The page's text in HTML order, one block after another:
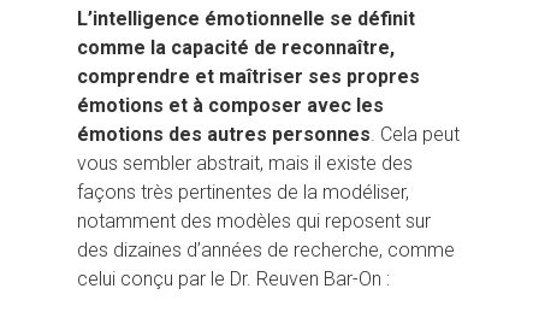
L’intelligence émotionnelle se définit
comme la capacité de reconnaître,
comprendre et maîtriser ses propres
émotions et à composer avec les
émotions des autres personnes. Cela peut
vous sembler abstrait, mais il existe des
façons très pertinentes de la modéliser,
notamment des modèles qui reposent sur
des dizaines d’années de recherche, comme
celui conçu par le Dr. Reuven Bar-On :